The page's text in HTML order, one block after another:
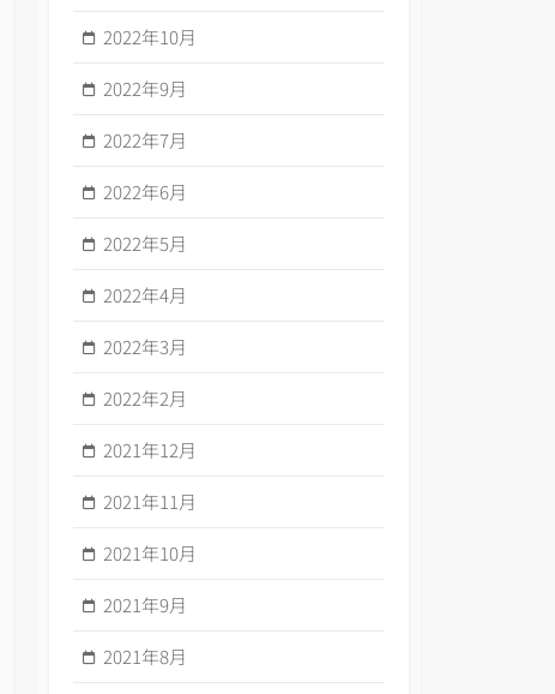
2022年10月
2022年9月
2022年7月
2022年6月
2022年5月
2022年4月
2022年3月
2022年2月
2021年12月
2021年11月
2021年10月
2021年9月
2021年8月